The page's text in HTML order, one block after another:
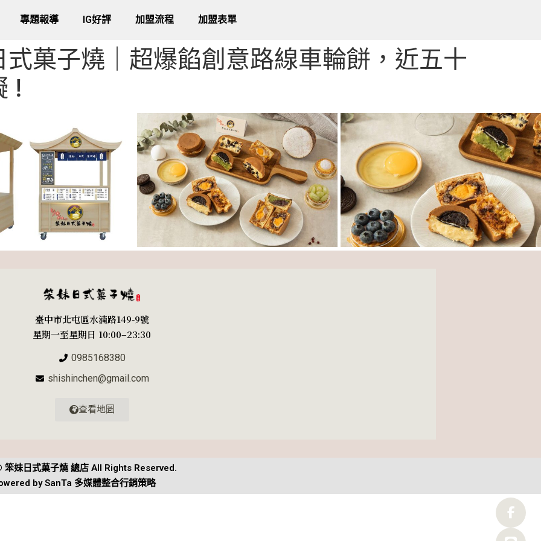
專題報導 IG好評 加盟流程 加盟表單
式菓子燒｜超爆餡創意路線車輪餅，近五十
!
臺中市北屯區水湳路149-9號
星期一至星期日 10:00–23:30
0985168380
shishinchen@gmail.com
查看地圖
笨妹日式菓子燒 總店 All Rights Reserved.
bySanTa 多媒體整合行銷策略